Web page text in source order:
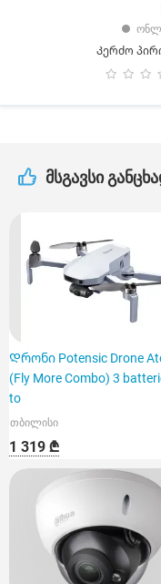
Კერძო
მსგავსი
Დრონი Potensic Drone
(Fly More Combo) 3
to
თბილისი
1 319 ₾